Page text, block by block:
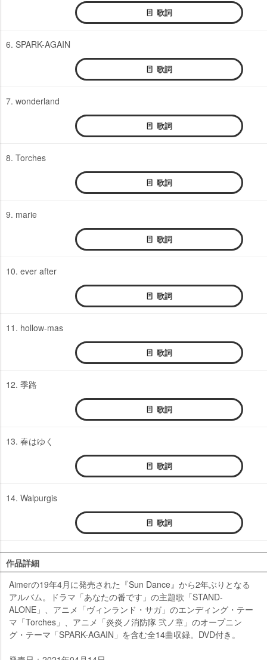
歌詞
6. SPARK-AGAIN
歌詞
7. wonderland
歌詞
8. Torches
歌詞
9. marie
歌詞
10. ever after
歌詞
11. hollow-mas
歌詞
12. 季路
歌詞
13. 春はゆく
歌詞
14. Walpurgis
歌詞
作品詳細
Aimerの19年4月に発売された『Sun Dance』から2年ぶりとなる
アルバム。ドラマ「あなたの番です」の主題歌「STAND-
ALONE」、アニメ「ヴィンランド・サガ」のエンディング・テー
マ「Torches」、アニメ「炎炎ノ消防隊 弐ノ章」のオープニン
グ・テーマ「SPARK-AGAIN」を含む全14曲収録。DVD付き。